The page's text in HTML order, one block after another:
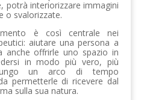
potrà interiorizzare immagini
o svalorizzate.
è così centrale nei
aiutare una persona a
anche offrirle uno spazio in
in modo più vero, più
un arco di tempo
permetterle di ricevere dal
sulla sua natura.